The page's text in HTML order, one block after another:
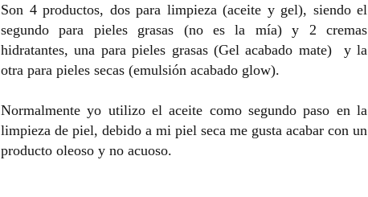
Son 4 productos, dos para limpieza (aceite y gel), siendo el
segundo para pieles grasas (no es la mía) y 2 cremas
hidratantes, una para pieles grasas (Gel acabado mate) y la
otra para pieles secas (emulsión acabado glow).
Normalmente yo utilizo el aceite como segundo paso en la
limpieza de piel, debido a mi piel seca me gusta acabar con un
producto oleoso y no acuoso.